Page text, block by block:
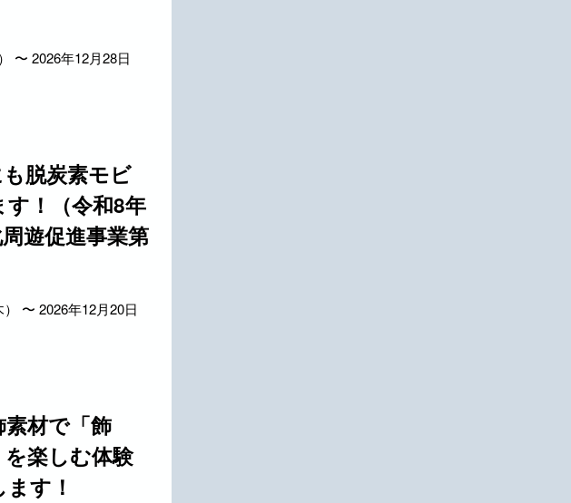
〜 2026年12月28日
脱炭素モビ
す！（令和8年
遊促進事業第
〜 2026年12月20日
材で「飾
楽しむ体験
す！